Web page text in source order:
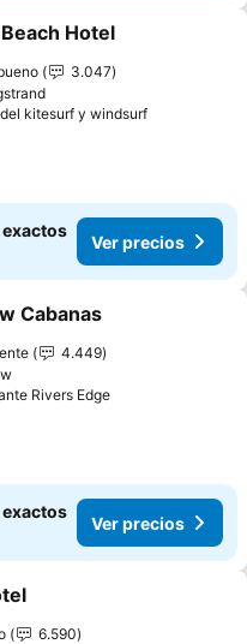
a favoritos
Hotel
3.047
kitesurf y windsurfVer
Ver precios
a favoritos
Cabanas
4.449
Rivers EdgeVer precios
Ver precios
a favoritos
6.590